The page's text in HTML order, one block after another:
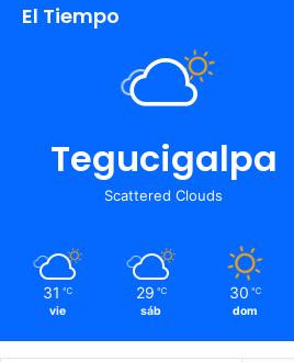
El Tiempo
Tegucigalpa
Scattered Clouds
31 ℃
vie
29 ℃
sáb
30 ℃
dom